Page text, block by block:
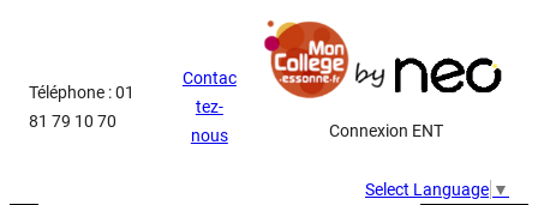
contenu
Téléphone : 01
81 79 10 70
Contac
tez-
nous
Connexion ENT
Select Language ▼